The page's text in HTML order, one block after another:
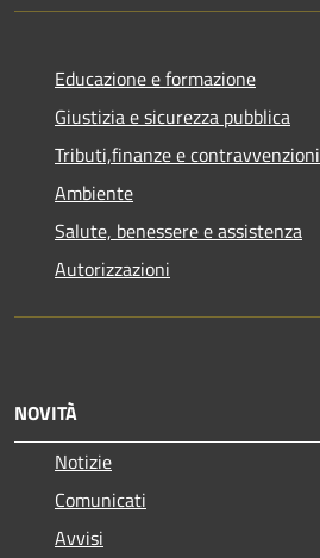
Educazione e formazione
Giustizia e sicurezza pubblica
Tributi,finanze e contravvenzioni
Ambiente
Salute, benessere e assistenza
Autorizzazioni
NOVITÀ
Notizie
Comunicati
Avvisi